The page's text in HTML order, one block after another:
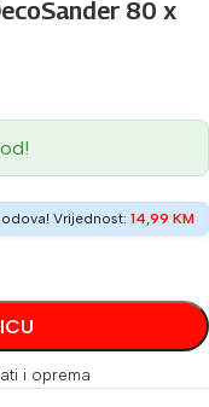
80 x
Vrijednost: 14,99 KM
i oprema